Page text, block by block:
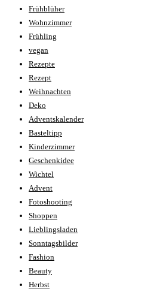
Frühblüher
Wohnzimmer
Frühling
vegan
Rezepte
Rezept
Weihnachten
Deko
Adventskalender
Basteltipp
Kinderzimmer
Geschenkidee
Wichtel
Advent
Fotoshooting
Shoppen
Lieblingsladen
Sonntagsbilder
Fashion
Beauty
Herbst